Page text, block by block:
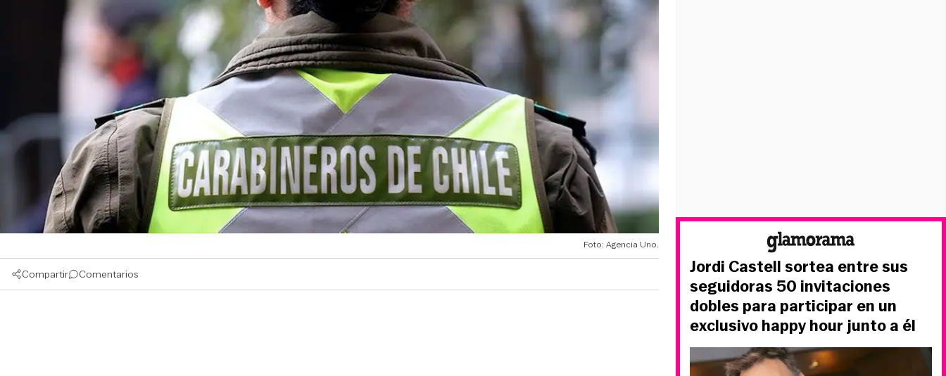
Foto: Agencia Uno.
Compartir Comentarios
Jordi Castell sortea entre sus
seguidoras 50 invitaciones
dobles para participar en un
exclusivo happy hour junto a él